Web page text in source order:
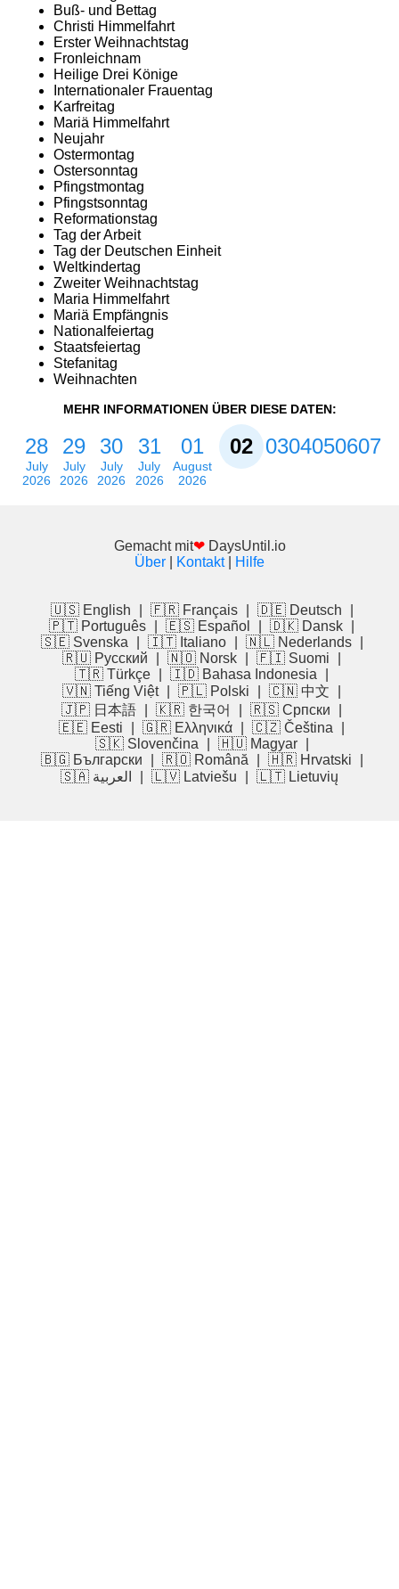
Buß- und Bettag
Christi Himmelfahrt
Erster Weihnachtstag
Fronleichnam
Heilige Drei Könige
Internationaler Frauentag
Karfreitag
Mariä Himmelfahrt
Neujahr
Ostermontag
Ostersonntag
Pfingstmontag
Pfingstsonntag
Reformationstag
Tag der Arbeit
Tag der Deutschen Einheit
Weltkindertag
Zweiter Weihnachtstag
Maria Himmelfahrt
Mariä Empfängnis
Nationalfeiertag
Staatsfeiertag
Stefanitag
Weihnachten
MEHR INFORMATIONEN ÜBER DIESE DATEN:
28
July
2026
29
July
2026
30
July
2026
31
July
2026
01
August
2026
020304050607
Gemacht mit❤ DaysUntil.io
Über
Kontakt| Hilfe
🇺🇸 English 🇫🇷 Français 🇩🇪 Deutsch
🇵🇹 Português
🇪🇸 Español 🇩🇰 Dansk
🇸🇪 Svenska
🇮🇹 Italiano 🇳🇱 Nederlands
🇷🇺 Русский
🇳🇴 Norsk 🇫🇮 Suomi
🇹🇷 Türkçe
🇮🇩 Bahasa Indonesia
🇻🇳 Tiếng Việt
🇵🇱 Polski 🇨🇳 中文
🇯🇵 日本語
🇰🇷 한국어 🇷🇸 Српски
🇪🇪 Eesti
🇬🇷 Ελληνικά 🇨🇿 Čeština
🇸🇰 Slovenčina
🇭🇺 Magyar
🇧🇬 Български
🇷🇴 Română 🇭🇷 Hrvatski
🇸🇦 العربية
🇱🇻 Latviešu 🇱🇹 Lietuvių